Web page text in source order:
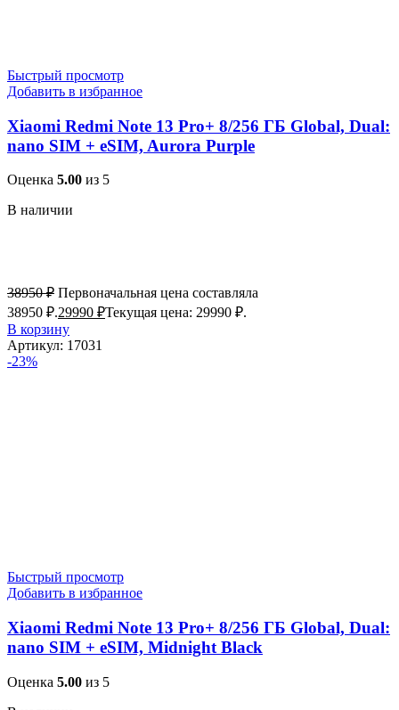
Быстрый просмотр
Добавить в избранное
Xiaomi Redmi Note 13 Pro+ 8/256 ГБ Global, Dual:
nano SIM + eSIM, Aurora Purple
Оценка 5.00 из 5
В наличии
38950₽ Первоначальная цена составляла
38950 ₽.29990 ₽Текущая цена: 29990 ₽.
В корзину
Артикул: 17031
-23%
Быстрый просмотр
Добавить в избранное
Xiaomi Redmi Note 13 Pro+ 8/256 ГБ Global, Dual:
nano SIM + eSIM, Midnight Black
Оценка 5.00 из 5